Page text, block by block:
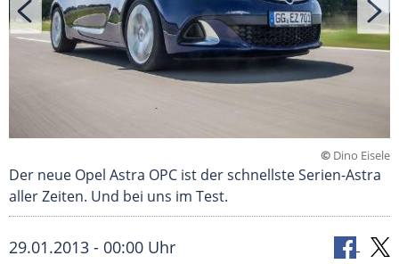
© Dino Eisele
Der neue Opel Astra OPC ist der schnellste Serien-Astra
aller Zeiten. Und bei uns im Test.
29.01.2013 - 00:00 Uhr